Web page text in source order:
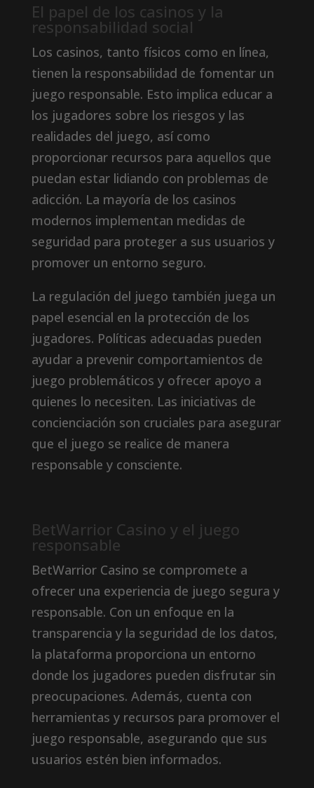
El papel de los casinos y la
responsabilidad social
Los casinos, tanto físicos como en línea,
tienen la responsabilidad de fomentar un
juego responsable. Esto implica educar a
los jugadores sobre los riesgos y las
realidades del juego, así como
proporcionar recursos para aquellos que
puedan estar lidiando con problemas de
adicción. La mayoría de los casinos
modernos implementan medidas de
seguridad para proteger a sus usuarios y
promover un entorno seguro.
La regulación del juego también juega un
papel esencial en la protección de los
jugadores. Políticas adecuadas pueden
ayudar a prevenir comportamientos de
juego problemáticos y ofrecer apoyo a
quienes lo necesiten. Las iniciativas de
concienciación son cruciales para asegurar
que el juego se realice de manera
responsable y consciente.
BetWarrior Casino y el juego
responsable
BetWarrior Casino se compromete a
ofrecer una experiencia de juego segura y
responsable. Con un enfoque en la
transparencia y la seguridad de los datos,
la plataforma proporciona un entorno
donde los jugadores pueden disfrutar sin
preocupaciones. Además, cuenta con
herramientas y recursos para promover el
juego responsable, asegurando que sus
usuarios estén bien informados.